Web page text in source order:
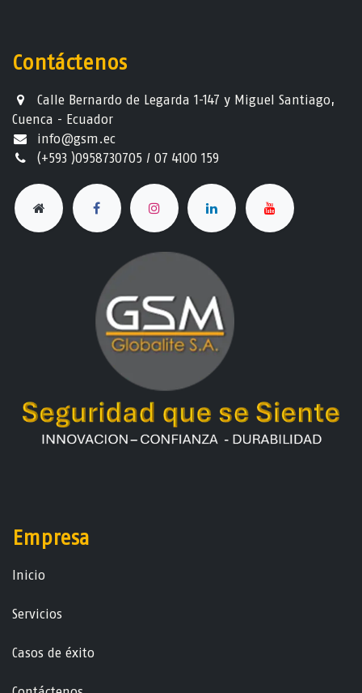
Contáctenos
Calle Bernardo de Legarda 1-147 y Miguel Santiago,
Cuenca - Ecuador
info@gsm.ec​
(+593 )0958730705 / 07 4100 159
Empresa
Ini​ci​o
Servicios
Casos de éxito